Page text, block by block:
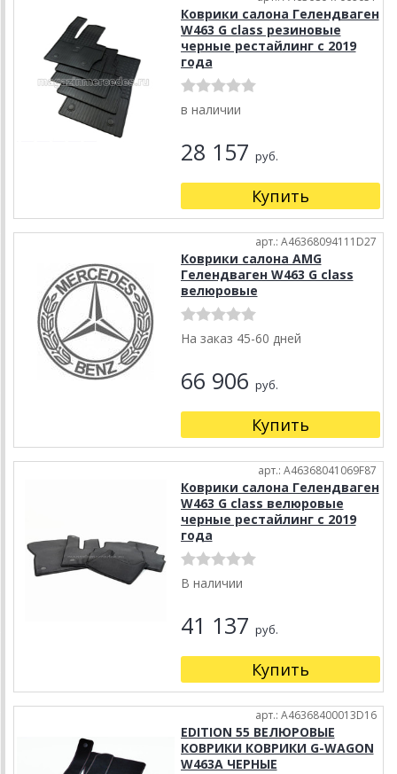
Коврики салона Гелендваген
W463 G class резиновые
черные рестайлинг с 2019
года
в наличии
28 157 руб.
Купить
арт.: A46368094111D27
Коврики салона AMG
Гелендваген W463 G class
велюровые
На заказ 45-60 дней
66 906 руб.
Купить
арт.: A46368041069F87
Коврики салона Гелендваген
W463 G class велюровые
черные рестайлинг с 2019
года
В наличии
41 137 руб.
Купить
арт.: A46368400013D16
EDITION 55 ВЕЛЮРОВЫЕ
КОВРИКИ КОВРИКИ G-WAGON
W463A ЧЕРНЫЕ